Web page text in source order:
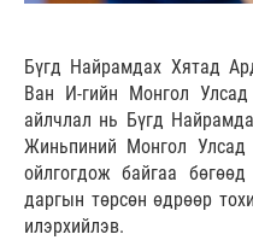
Бүгд Найрамдах Хятад
Ван И-гийн Монгол
айлчлал нь Бүгд
Жиньпиний Монгол Улсад
ойлгогдож байгаа
даргын төрсөн өдрөөр
илэрхийлэв.